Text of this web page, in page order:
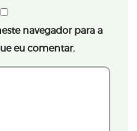
navegador para a
eu comentar.